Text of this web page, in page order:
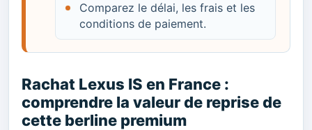
Comparez le délai, les frais et les
conditions de paiement.
Rachat Lexus IS en France :
comprendre la valeur de reprise de
cette berline premium